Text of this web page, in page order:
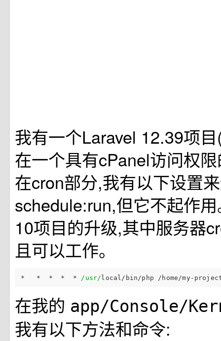
我有一个Laravel 12.39项
在一个具有cPanel访问权
在cron部分,我有以下设置
schedule:run,但它不起作
10项目的升级,其中服务器
且可以工作。
*   *  *  *  * /usr/local/bin/php /home/my-
在我的 app/Console/
我有以下方法和命令: